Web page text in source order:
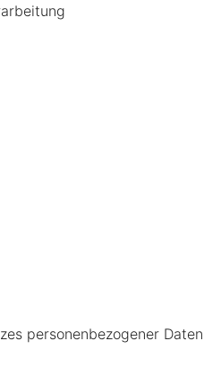
personenbezogener Daten